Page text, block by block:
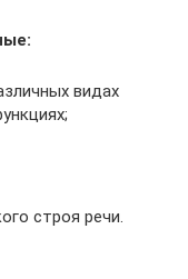
видах
строя речи.